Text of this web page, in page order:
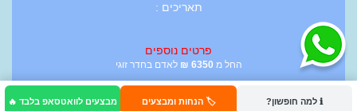
ℹ️ למה חופשון? 🏷️ הנחות ומבצעים מבצעים לוואטסאפ בלבד 🔥
תאריכים :
פרטים נוספים
החל מ 6350
₪ לאדם בחדר זוגי